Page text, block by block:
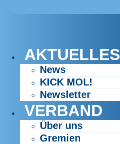
AKTUELLES
News
KICK MOL!
Newsletter
VERBAND
Über uns
Gremien